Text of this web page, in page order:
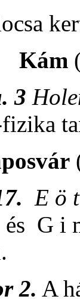
Kám
3
E ö
G i
2. A